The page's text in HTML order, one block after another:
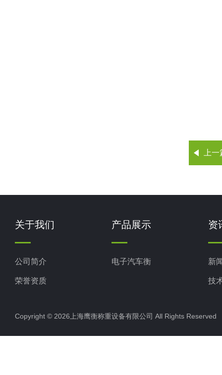
上
关于我们
公司简介
荣誉资质
产品展示
电子汽车衡
资
新
技
Copyright © 2026上海鹰衡称重设备有限公司 All Rights